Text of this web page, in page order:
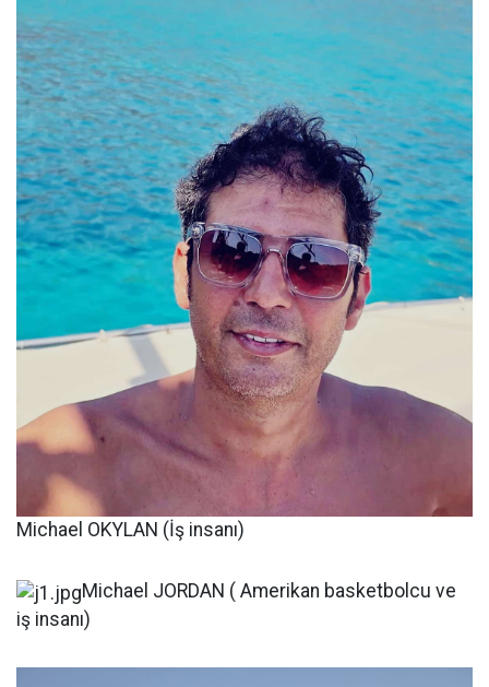
Michael OKYLAN (İş insanı)
Michael JORDAN ( Amerikan basketbolcu ve
iş insanı)